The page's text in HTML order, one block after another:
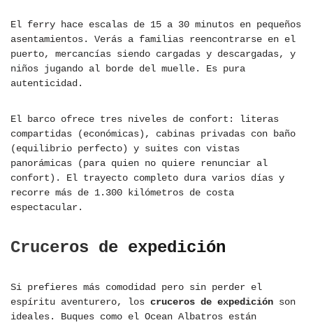
El ferry hace escalas de 15 a 30 minutos en pequeños
asentamientos. Verás a familias reencontrarse en el
puerto, mercancías siendo cargadas y descargadas, y
niños jugando al borde del muelle. Es pura
autenticidad.
El barco ofrece tres niveles de confort: literas
compartidas (económicas), cabinas privadas con baño
(equilibrio perfecto) y suites con vistas
panorámicas (para quien no quiere renunciar al
confort). El trayecto completo dura varios días y
recorre más de 1.300 kilómetros de costa
espectacular.
Cruceros de expedición
Si prefieres más comodidad pero sin perder el
espíritu aventurero, los cruceros de expedición son
ideales. Buques como el Ocean Albatros están